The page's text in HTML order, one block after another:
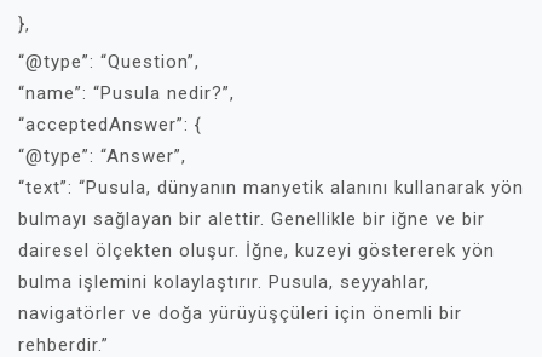
},
“@type”: “Question”,
“name”: “Pusula nedir?”,
“acceptedAnswer”: {
“@type”: “Answer”,
“text”: “Pusula, dünyanın manyetik alanını kullanarak yön
bulmayı sağlayan bir alettir. Genellikle bir iğne ve bir
dairesel ölçekten oluşur. İğne, kuzeyi göstererek yön
bulma işlemini kolaylaştırır. Pusula, seyyahlar,
navigatörler ve doğa yürüyüşçüleri için önemli bir
rehberdir.”